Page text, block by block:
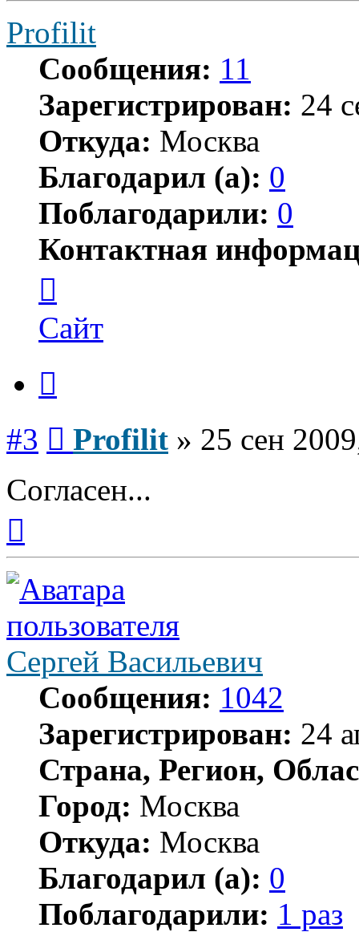
Profilit
Сообщения: 11
Зарегистрирован: 24
Откуда: Москва
Благодарил (а): 0
Поблагодарили: 0
Контактная
пользователя
Profilit
Сайт
#3 Profilit » 25 сен
Согласен...
началу
Сергей Васильевич
Сообщения: 1042
Зарегистрирован: 24
Страна, Регион,
Город: Москва
Откуда: Москва
Благодарил (а): 0
Поблагодарили: 1 раз